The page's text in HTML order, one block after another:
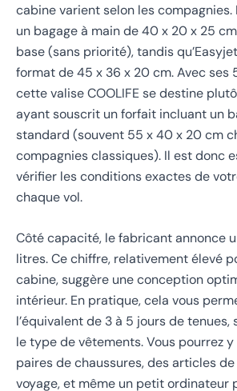
cabine varient selon les compagnies.
un bagage à main de 40 x 20 x 25
base (sans priorité), tandis
format de 45 x 36 x 20 cm. Avec ses
cette valise COOLIFE se destine
ayant souscrit un forfait incluant un
standard (souvent 55 x 40 x 20 cm
compagnies classiques). Il est donc
vérifier les conditions exactes de
chaque vol.
Côté capacité, le fabricant annonce
litres. Ce chiffre, relativement élevé
cabine, suggère une conception
intérieur. En pratique, cela vous
l’équivalent de 3 à 5 jours de tenues,
le type de vêtements. Vous pourrez
paires de chaussures, des articles
voyage, et même un petit ordinateur